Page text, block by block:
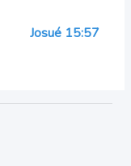
Josué 15:57